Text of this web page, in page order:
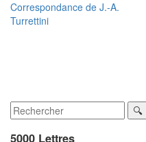
Correspondance de J.-A.
Turrettini
5000 Lettres